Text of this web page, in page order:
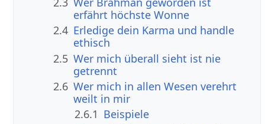
erfährt höchste Wonne
2.4 Erledige dein Karma und handle
ethisch
2.5 Wer mich überall sieht ist nie
getrennt
2.6 Wer mich in allen Wesen verehrt
weilt in mir
2.6.1 Beispiele